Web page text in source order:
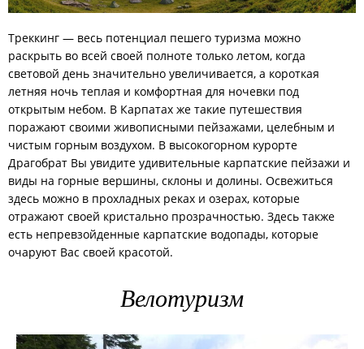
Треккинг — весь потенциал пешего туризма можно
раскрыть во всей своей полноте только летом, когда
световой день значительно увеличивается, а короткая
летняя ночь теплая и комфортная для ночевки под
открытым небом. В Карпатах же такие путешествия
поражают своими живописными пейзажами, целебным и
чистым горным воздухом. В высокогорном курорте
Драгобрат Вы увидите удивительные карпатские пейзажи и
виды на горные вершины, склоны и долины. Освежиться
здесь можно в прохладных реках и озерах, которые
отражают своей кристально прозрачностью. Здесь также
есть непревзойденные карпатские водопады, которые
очаруют Вас своей красотой.
Велотуризм